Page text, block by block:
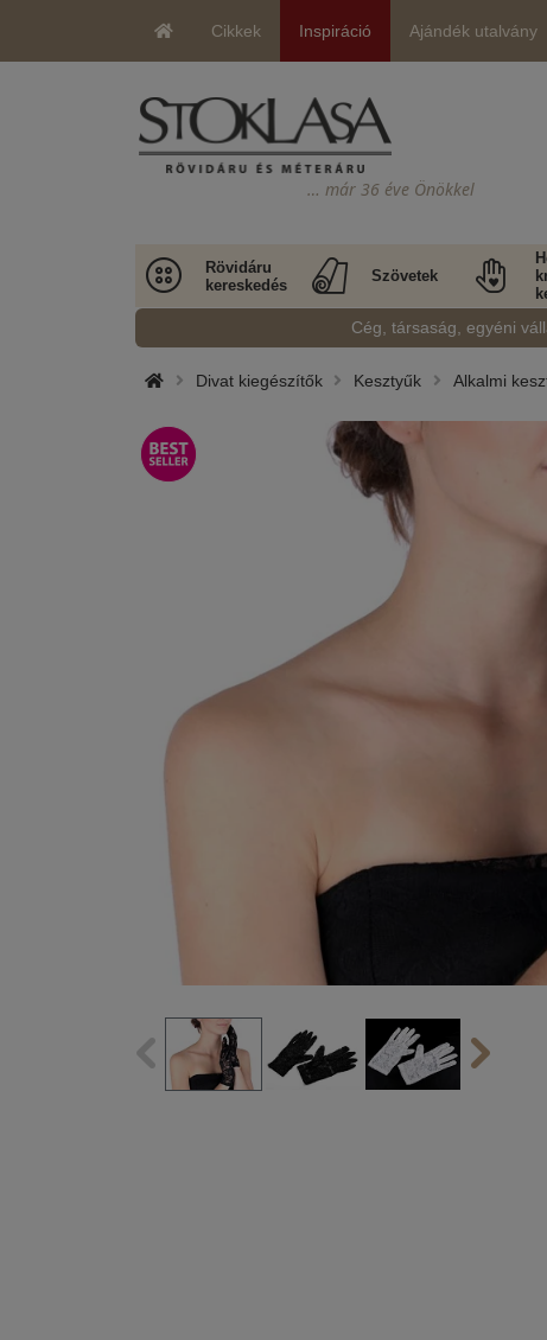
Cikkek Inspiráció Ajándék utalvány
… már 36 éve Önökkel
Rövidáru
kereskedés
Szövetek
Cég, társaság, egyéni
Divat kiegészítők Kesztyűk Alkalmi